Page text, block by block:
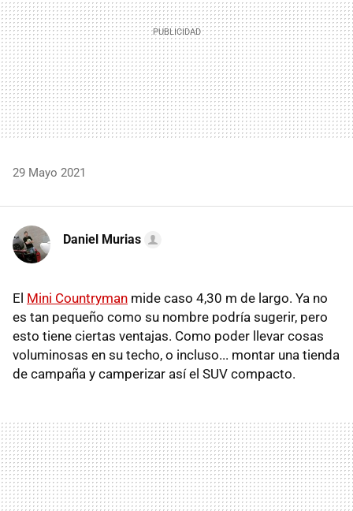
29 Mayo 2021
Daniel Murias
El Mini Countryman mide caso 4,30 m de largo. Ya no
es tan pequeño como su nombre podría sugerir, pero
esto tiene ciertas ventajas. Como poder llevar cosas
voluminosas en su techo, o incluso... montar una tienda
de campaña y camperizar así el SUV compacto.